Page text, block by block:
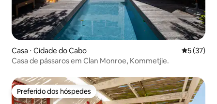
Casa ⋅ Cidade do Cabo 5 de uma
5 (37)
Casa de pássaros em Clan Monroe, Kommetjie.
Preferido dos hóspedes
Preferido dos hóspedes